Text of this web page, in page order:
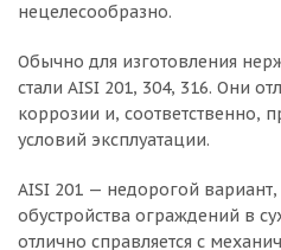
нецелесообразно.
Обычно для изготовления
стали AISI 201, 304, 316. Они
коррозии и, соответственно,
условий эксплуатации.
AISI 201 — недорогой
обустройства ограждений в
отлично справляется с